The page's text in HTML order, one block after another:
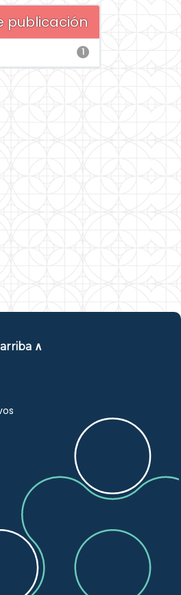
publicación
1
∧